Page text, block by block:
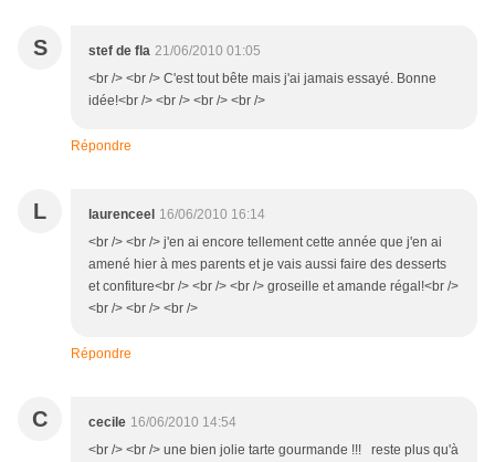
S stef de fla 21/06/2010 01:05
<br /> <br /> C'est tout bête mais j'ai jamais essayé. Bonne
idée!<br /> <br /> <br /> <br />
Répondre
L laurenceel 16/06/2010 16:14
<br /> <br /> j'en ai encore tellement cette année que j'en ai
amené hier à mes parents et je vais aussi faire des desserts
et confiture<br /> <br /> <br /> groseille et amande régal!<br />
<br /> <br /> <br />
Répondre
C cecile 16/06/2010 14:54
<br /> <br /> une bien jolie tarte gourmande !!! reste plus qu'à